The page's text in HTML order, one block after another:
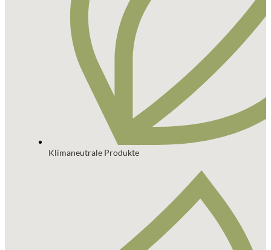
Klimaneutrale Produkte